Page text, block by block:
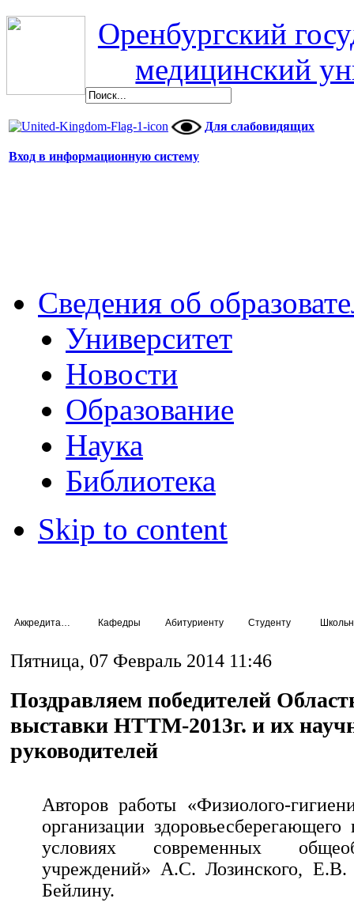
Оренбургский
медицинский
Для слабовидящих
Вход в информационную систему
Сведения об
Университет
Новости
Образование
Наука
Библиотека
Skip to content
Кафедры Абитуриенту Студенту
Пятница, 07 Февраль 2014 11:46
Поздравляем победителей
выставки НТТМ-2013г. и их
руководителей
Авторов работы «Физиолого-
организации здоровьесберегающего
условиях современных
учреждений» А.С. Лозинского, Е.В.
Бейлину.